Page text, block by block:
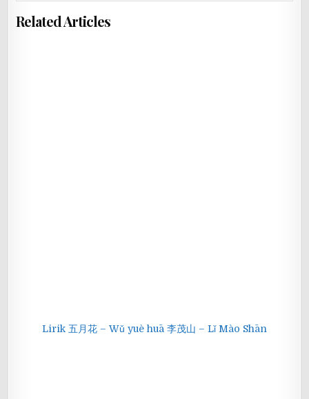
Related Articles
Lirik 五月花 – Wǔ yuè huā 李茂山 – Lǐ Mào Shān